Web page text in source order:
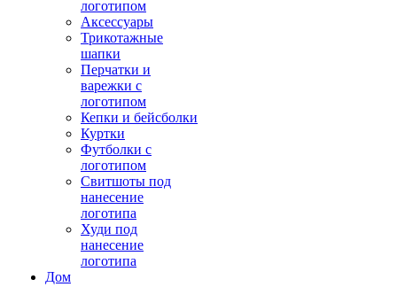
логотипом
Аксессуары
Трикотажные
шапки
Перчатки и
варежки с
логотипом
Кепки и бейсболки
Куртки
Футболки с
логотипом
Свитшоты под
нанесение
логотипа
Худи под
нанесение
логотипа
Дом